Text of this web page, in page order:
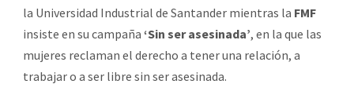
la Universidad Industrial de Santander mientras la FMF
insiste en su campaña ‘Sin ser asesinada’, en la que las
mujeres reclaman el derecho a tener una relación, a
trabajar o a ser libre sin ser asesinada.